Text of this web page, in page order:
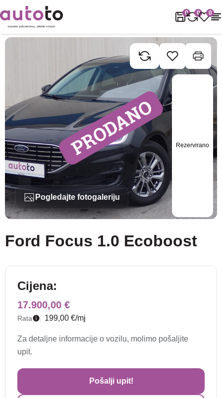
0 0 0
Naslovnica Rabljena vozila Ford Focus 1.0
Rezervirano
Pogledajte fotogaleriju
Ford Focus 1.0 Ecoboost
Cijena:
17.900,00 €
Rata 199,00 €/mj
Za detaljne informacije o vozilu, molimo pošaljite
upit.
Pošalji upit!